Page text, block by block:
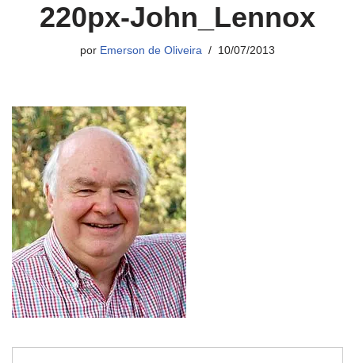
220px-John_Lennox
por Emerson de Oliveira 10/07/2013